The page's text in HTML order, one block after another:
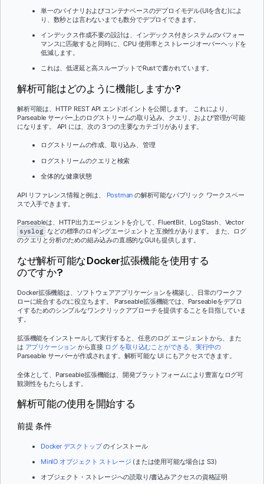
単一のバイナリおよびコンテナベースのデプロイモデル(UIを含む)によ
り、数秒とは言わないまでも数分でデプロイできます。
インデックス作成不要の設計は、インデックス付きシステムのパフォー
マンスに匹敵すると同時に、CPU 使用率とストレージオーバーヘッドを
低減します。
これは、低遅延と高スループットでRustで書かれています。
解析可能はどのように機能しますか?
解析可能は、HTTP REST API エンドポイントを公開します。 これにより、
Parseable サーバー上のログストリームの取り込み、クエリ、および管理が可能
になります。 API には、次の 3 つの主要なカテゴリがあります。
ログストリームの作成、取り込み、管理
ログストリームのクエリと検索
全体的な健康状態
API リファレンス情報と例は、 Postman の解析可能なパブリック ワークスペー
スで入手できます。
Parseableは、HTTP出力エージェントを介して、FluentBit、LogStash、Vector
syslog などの標準のロギングエージェントと互換性があります。 また、ログ
のクエリと分析のための組み込みの直感的なGUIも提供します。
なぜ解析可能なDocker拡張機能を使用する
のですか?
Docker拡張機能は、ソフトウェアアプリケーションを構築し、日常のワークフ
ローに統合するのに役立ちます。 Parseable拡張機能では、Parseableをデプロ
イするためのシンプルなワンクリックアプローチを提供することを目指していま
す。
拡張機能をインストールして実行すると、任意のログ エージェントから、また
は アプリケーション から直接 ログ を取り込むことができる、実行中の
Parseable サーバーが作成されます。解析可能な UI にもアクセスできます。
全体として、Parseable拡張機能は、開発プラットフォームにより豊富なログ可
観測性をもたらします。
解析可能の使用を開始する
前提 条件
Docker デスクトップのインストール
MinIO オブジェクト ストレージ (または使用可能な場合は S3)
オブジェクト・ストレージへの読取り/書込みアクセスの資格証明